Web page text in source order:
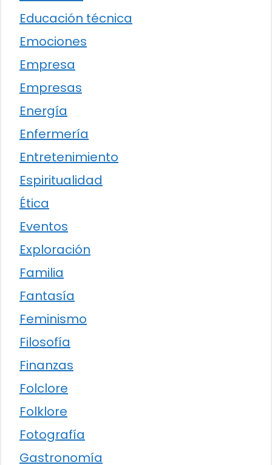
Educación técnica
Emociones
Empresa
Empresas
Energía
Enfermería
Entretenimiento
Espiritualidad
Ética
Eventos
Exploración
Familia
Fantasía
Feminismo
Filosofía
Finanzas
Folclore
Folklore
Fotografía
Gastronomía